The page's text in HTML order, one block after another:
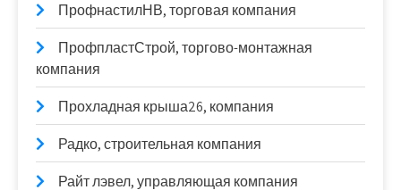
ПрофнастилНВ, торговая компания
ПрофпластСтрой, торгово-монтажная
компания
Прохладная крыша26, компания
Радко, строительная компания
Райт лэвел, управляющая компания